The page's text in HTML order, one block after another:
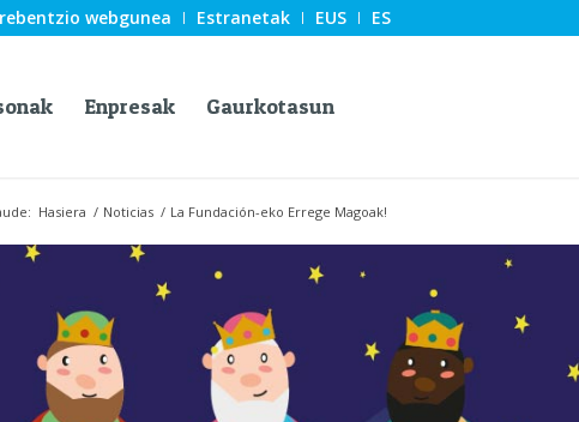
webgunea Estranetak EUS ES
Enpresak Gaurkotasun
Hasiera / Noticias / La Fundación-eko Errege Magoak!